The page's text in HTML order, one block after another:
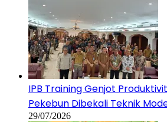
IPB Training Genjot
Pekebun Dibekali Teknik
29/07/2026